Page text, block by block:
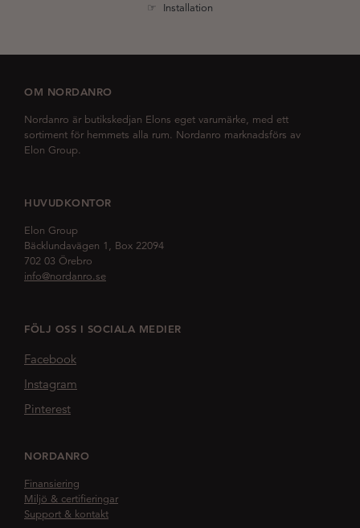
☞ Installation
OM NORDANRO
Nordanro är butikskedjan Elons eget varumärke, med ett
sortiment för hemmets alla rum. Nordanro marknadsförs av
Elon Group.
HUVUDKONTOR
Elon Group
Bäcklundavägen 1, Box 22094
702 03 Örebro
info@nordanro.se
FÖLJ OSS I SOCIALA MEDIER
Facebook
Instagram
Pinterest
NORDANRO
Finansiering
Miljö & certifieringar
Support & kontakt